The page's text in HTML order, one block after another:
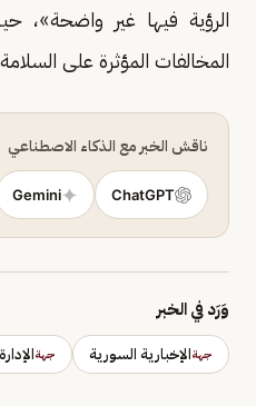
الرؤية فيها غير واضحة»،
المخالفات المؤثرة على
ناقش الخبر مع الذكاء الاصطناعي
ChatGPT
Gemini
وَرَد في الخبر
جهةالإخبارية السورية جهة